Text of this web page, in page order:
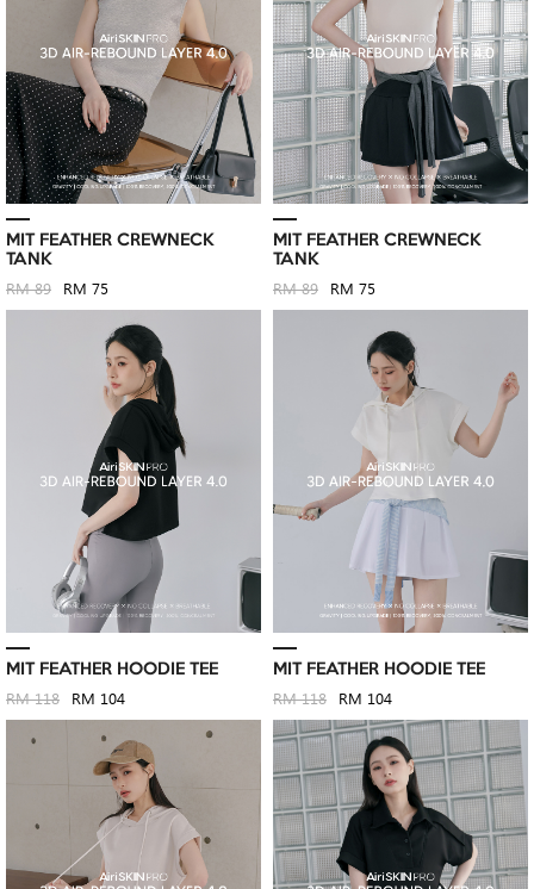
MIT FEATHER CREWNECK
TANK
RM 89 RM 75
MIT FEATHER CREWNECK
TANK
RM 89 RM 75
MIT FEATHER HOODIE TEE
RM 118 RM 104
MIT FEATHER HOODIE TEE
RM 118 RM 104